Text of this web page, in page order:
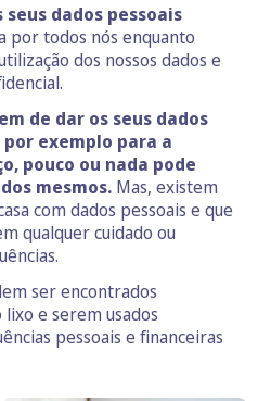
seus dados pessoais
por todos nós enquanto
dos nossos dados e
de dar os seus dados
exemplo para a
pouco ou nada pode
mesmos. Mas, existem
com dados pessoais e que
qualquer cuidado ou
ser encontrados
e serem usados
pessoais e financeiras